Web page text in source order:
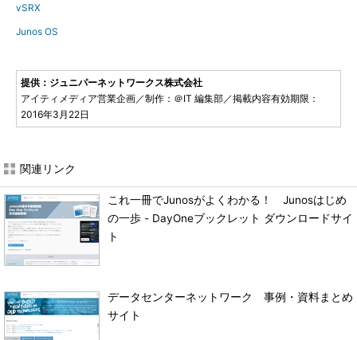
vSRX
Junos OS
提供：ジュニパーネットワークス株式会社
アイティメディア営業企画／制作：＠IT 編集部／掲載内容有効期限：
2016年3月22日
関連リンク
これ一冊でJunosがよくわかる！ Junosはじめ
の一歩 - DayOneブックレット ダウンロードサイ
ト
データセンターネットワーク 事例・資料まとめ
サイト